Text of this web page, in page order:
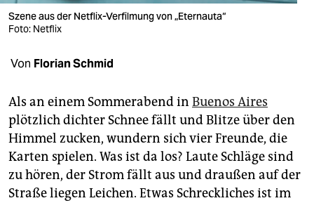
veranstaltungen
shop
fragen & hilfe
abo
genossenschaft
epaper login
Szene aus der Netflix-Verfilmung von „Eternauta“
Foto: Netflix
Von Florian Schmid
Als an einem Sommerabend in Buenos Aires
plötzlich dichter Schnee fällt und Blitze über den
Himmel zucken, wundern sich vier Freunde, die
Karten spielen. Was ist da los? Laute Schläge sind
zu hören, der Strom fällt aus und draußen auf der
Straße liegen Leichen. Etwas Schreckliches ist im